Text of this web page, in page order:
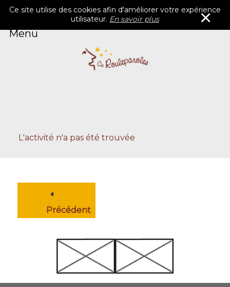
Ce site utilise des cookies afin d'améliorer votre expérience
utilisateur. En savoir plus ×
Menu
Rouleparoles
Catalogue
L'activité n'a pas été trouvée
Précédent